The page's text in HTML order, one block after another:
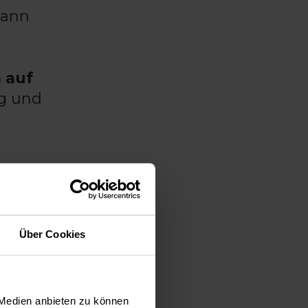
Über Cookies
anbieten zu können
auf
und
am